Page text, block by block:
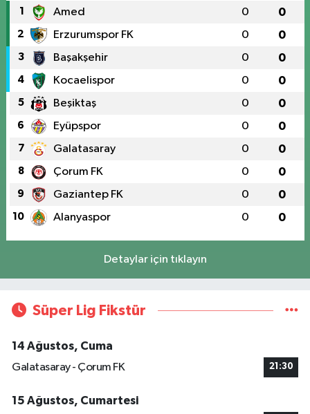
1 Amed 0 0
2 Erzurumspor FK 0 0
3 Başakşehir 0 0
4 Kocaelispor 0 0
5 Beşiktaş 0 0
6 Eyüpspor 0 0
7 Galatasaray 0 0
8 Çorum FK 0 0
9 Gaziantep FK 0 0
10 Alanyaspor 0 0
Detaylar için tıklayın
Süper Lig Fikstür
14 Ağustos, Cuma
Galatasaray - Çorum FK
21:30
15 Ağustos, Cumartesi